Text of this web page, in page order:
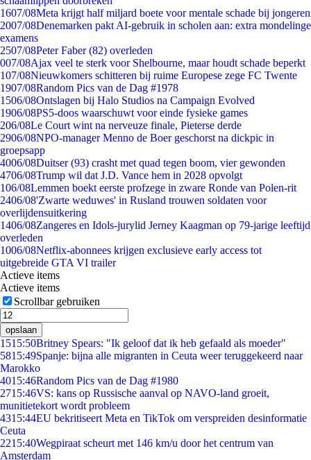
1607/08Meta krijgt half miljard boete voor mentale schade bij jongeren
2007/08Denemarken pakt AI-gebruik in scholen aan: extra mondelinge
examens
2507/08Peter Faber (82) overleden
007/08Ajax veel te sterk voor Shelbourne, maar houdt schade beperkt
107/08Nieuwkomers schitteren bij ruime Europese zege FC Twente
1907/08Random Pics van de Dag #1978
1506/08Ontslagen bij Halo Studios na Campaign Evolved
1906/08PS5-doos waarschuwt voor einde fysieke games
206/08Le Court wint na nerveuze finale, Pieterse derde
2906/08NPO-manager Menno de Boer geschorst na dickpic in
groepsapp
4006/08Duitser (93) crasht met quad tegen boom, vier gewonden
4706/08Trump wil dat J.D. Vance hem in 2028 opvolgt
106/08Lemmen boekt eerste profzege in zware Ronde van Polen-rit
2406/08'Zwarte weduwes' in Rusland trouwen soldaten voor
overlijdensuitkering
1406/08Zangeres en Idols-jurylid Jerney Kaagman op 79-jarige leeftijd
overleden
1006/08Netflix-abonnees krijgen exclusieve early access tot
uitgebreide GTA VI trailer
Actieve items
Actieve items
Scrollbar gebruiken
opslaan
1515:50Britney Spears: "Ik geloof dat ik heb gefaald als moeder"
5815:49Spanje: bijna alle migranten in Ceuta weer teruggekeerd naar
Marokko
4015:46Random Pics van de Dag #1980
2715:46VS: kans op Russische aanval op NAVO-land groeit,
munitietekort wordt probleem
4315:44EU bekritiseert Meta en TikTok om verspreiden desinformatie
Ceuta
2215:40Wegpiraat scheurt met 146 km/u door het centrum van
Amsterdam